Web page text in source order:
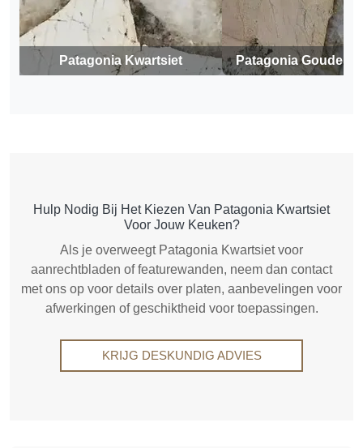
Patagonia Kwartsiet Patagonia Gouden
Hulp Nodig Bij Het Kiezen Van Patagonia Kwartsiet
Voor Jouw Keuken?
Als je overweegt Patagonia Kwartsiet voor
aanrechtbladen of featurewanden, neem dan contact
met ons op voor details over platen, aanbevelingen voor
afwerkingen of geschiktheid voor toepassingen.
KRIJG DESKUNDIG ADVIES